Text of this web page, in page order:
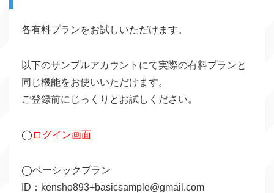
各有料プランをお試しいただけます。
以下のサンプルアカウントにて実際の有料プランと
同じ機能をお使いいただけます。
ご登録前にじっくりとお試しください。
◯ ログイン画面
◯ベーシックプラン
ID：kensho893+basicsample@gmail.com